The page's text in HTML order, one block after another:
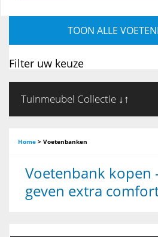
TOON ALLE
Filter uw keuze
Tuinmeubel Collectie ↓↑
Home > Voetenbanken
Voetenbank kopen
geven extra